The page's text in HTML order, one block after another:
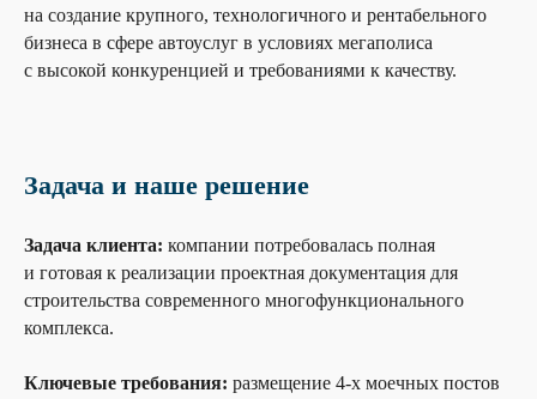
на создание крупного, технологичного и рентабельного
бизнеса в сфере автоуслуг в условиях мегаполиса
с высокой конкуренцией и требованиями к качеству.
Задача и наше решение
Задача клиента: компании потребовалась полная
и готовая к реализации проектная документация для
строительства современного многофункционального
комплекса.
Ключевые требования: размещение 4-х моечных постов